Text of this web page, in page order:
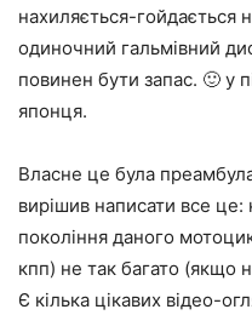
нахиляється-гойдається
одиночний гальмівний
повинен бути запас. 🙂 у
японця.
Власне це була
вирішив написати все це:
покоління даного
кпп) не так багато (якщо
Є кілька цікавих відео-